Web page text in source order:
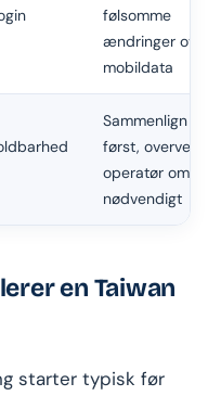
følsomme
ændringer
mobildata
Sammenlign
først, overvej
operatør om
nødvendigt
en Taiwan
starter typisk før